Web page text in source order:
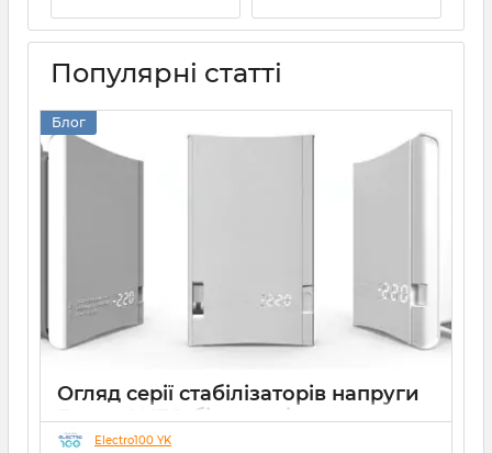
Популярні статті
Блог
Огляд серії стабілізаторів напруги
Елекс АНТС: більше ніж просто
захистElectro100 YK